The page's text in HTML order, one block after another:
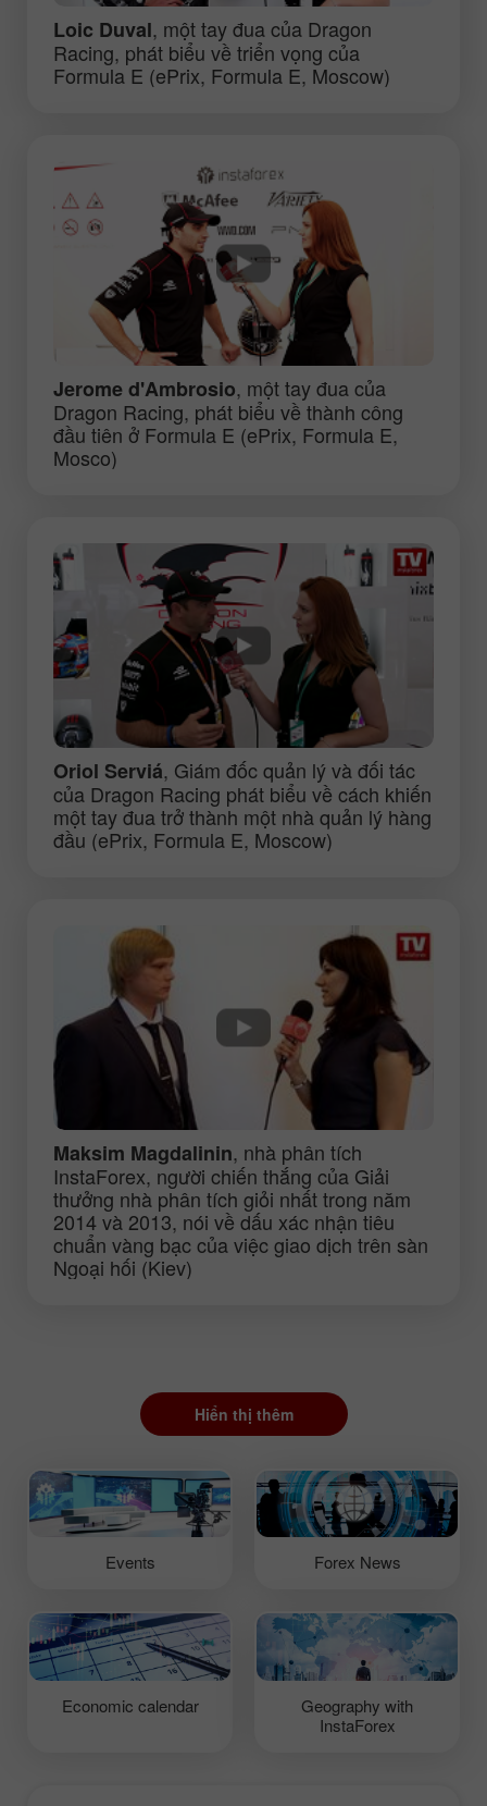
Loic Duval, một tay đua của Dragon
Racing, phát biểu về triển vọng của
Formula E (ePrix, Formula E, Moscow)
Jerome d'Ambrosio, một tay đua của
Dragon Racing, phát biểu về thành công
đầu tiên ở Formula E (ePrix, Formula E,
Mosco)
Oriol Serviá, Giám đốc quản lý và đối tác
của Dragon Racing phát biểu về cách khiến
một tay đua trở thành một nhà quản lý hàng
đầu (ePrix, Formula E, Moscow)
Maksim Magdalinin, nhà phân tích
InstaForex, người chiến thắng của Giải
thưởng nhà phân tích giỏi nhất trong năm
2014 và 2013, nói về dấu xác nhận tiêu
chuẩn vàng bạc của việc giao dịch trên sàn
Ngoại hối (Kiev)
Hiển thị thêm
Events Forex News
Economic calendar
Geography with
InstaForex